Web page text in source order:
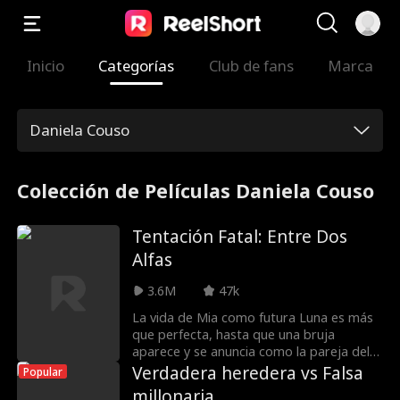
Inicio Categorías Club de fans Marca
Daniela Couso
Colección de Películas Daniela Couso
Tentación Fatal: Entre Dos
Alfas
3.6M
47k
La vida de Mia como futura Luna es más
que perfecta, hasta que una bruja
aparece y se anuncia como la pareja del
Alfa. Traicionada por toda su familia, sin
dinero, sin manada y embarazada, Mia se
Popular
Verdadera heredera vs Falsa